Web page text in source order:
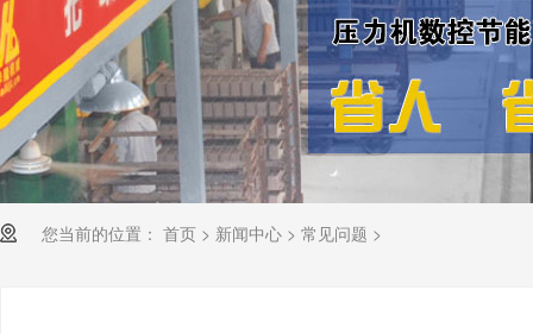
您当前的位置： 首页 > 新闻中心 > 常见问题 >